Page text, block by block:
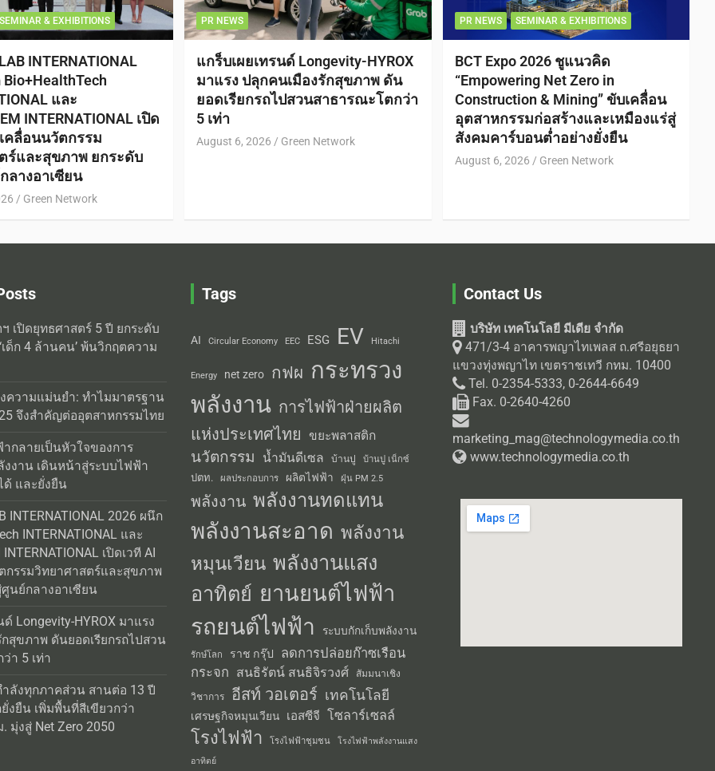
SEMINAR & EXHIBITIONS
INTERNATIONAL
และ
INTERNATIONAL เปิด
คลื่อนนวัตกรรม
ร์และสุขภาพ ยกระดับ
ลางอาเซียน
Green Network
PR NEWS
แกร็บเผยเทรนด์ Longevity-HYROX
มาแรง ปลุกคนเมืองรักสุขภาพ ดัน
ยอดเรียกรถไปสวนสาธารณะโตกว่า
5 เท่า
August 6, 2026 Green Network
PR NEWS SEMINAR & EXHIBITIONS
BCT Expo 2026 ชูแนวคิด
“Empowering Net Zero in
Construction & Mining” ขับเคลื่อน
อุตสาหกรรมก่อสร้างและเหมืองแร่สู่
สังคมคาร์บอนต่ำอย่างยั่งยืน
August 6, 2026 Green Network
เปิดยุทธศาสตร์ 5 ปี ยกระดับ
ด็ก 4 ล้านคน’ พ้นวิกฤตความ
ความแม่นยำ: ทำไมมาตรฐาน
จึงสำคัญต่ออุตสาหกรรมไทย
กลายเป็นหัวใจของการ
งงาน เดินหน้าสู่ระบบไฟฟ้า
ด้ และยั่งยืน
INTERNATIONAL 2026 ผนึก
INTERNATIONAL และ
เปิดเวที AI
กรรมวิทยาศาสตร์และสุขภาพ
นย์กลางอาเซียน
ด์ Longevity-HYROX มาแรง
สุขภาพ ดันยอดเรียกรถไปสวน
า 5 เท่า
ลังทุกภาคส่วน สานต่อ 13 ปี
งยืน เพิ่มพื้นที่สีเขียวกว่า
มุ่งสู่ Net Zero 2050
Tags
AI Circular Economy EEC ESG EV Hitachi
Energy net zero กฟผ กระทรวง
พลังงาน การไฟฟ้าฝ่ายผลิต
แห่งประเทศไทย
ขยะพลาสติก
นวัตกรรม น้ำมันดีเซล บ้านปู บ้านปู เน็กซ์
ปตท. ผลประกอบการ ผลิตไฟฟ้า ฝุ่น PM 2.5
พลังงาน พลังงานทดแทน
พลังงานสะอาด พลังงาน
หมุนเวียน พลังงานแสง
อาทิตย์ ยานยนต์ไฟฟ้า
รถยนต์ไฟฟ้า ระบบกักเก็บพลังงาน
รักษ์โลก ราช กรุ๊ป
ลดการปล่อยก๊าซเรือน
กระจก สนธิรัตน์ สนธิจิรวงศ์ สัมมนาเชิง
วิชาการ อีสท์ วอเตอร์ เทคโนโลยี
เศรษฐกิจหมุนเวียน เอสซีจี โซลาร์เซลล์
โรงไฟฟ้า โรงไฟฟ้าชุมชน
โรงไฟฟ้าพลังงานแสง
อาทิตย์
Contact Us
บริษัท เทคโนโลยี มีเดีย จำกัด
471/3-4 อาคารพญาไทเพลส ถ.ศรีอยุธยา
แขวงทุ่งพญาไท เขตราชเทวี กทม. 10400
Tel. 0-2354-5333, 0-2644-6649
Fax. 0-2640-4260
marketing_mag@technologymedia.co.th
www.technologymedia.co.th